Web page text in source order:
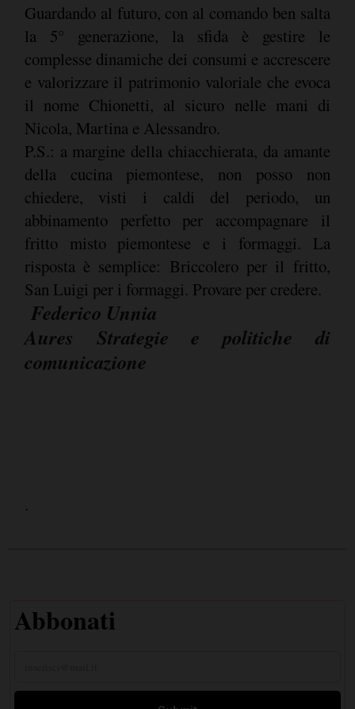
Guardando al futuro, con al comando ben salta
la 5° generazione, la sfida è gestire le
complesse dinamiche dei consumi e accrescere
e valorizzare il patrimonio valoriale che evoca
il nome Chionetti, al sicuro nelle mani di
Nicola, Martina e Alessandro.
P.S.: a margine della chiacchierata, da amante
della cucina piemontese, non posso non
chiedere, visti i caldi del periodo, un
abbinamento perfetto per accompagnare il
fritto misto piemontese e i formaggi. La
risposta è semplice: Briccolero per il fritto,
San Luigi per i formaggi. Provare per credere.
Federico Unnia
Aures Strategie e politiche di
comunicazione
.